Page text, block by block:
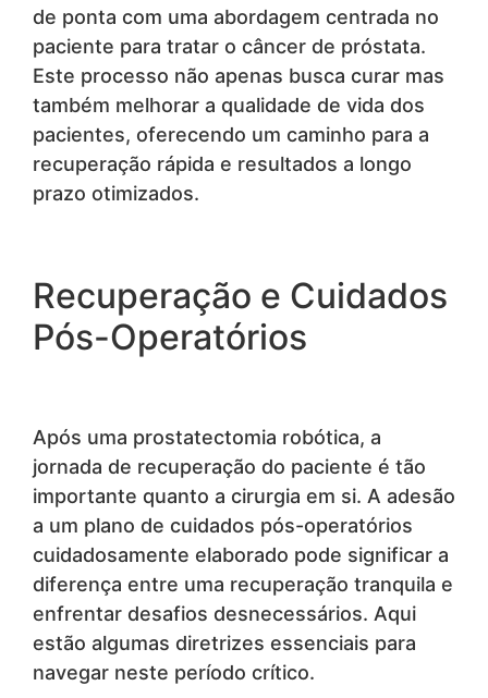
de ponta com uma abordagem centrada no
paciente para tratar o câncer de próstata.
Este processo não apenas busca curar mas
também melhorar a qualidade de vida dos
pacientes, oferecendo um caminho para a
recuperação rápida e resultados a longo
prazo otimizados.
Recuperação e Cuidados
Pós-Operatórios
Após uma prostatectomia robótica, a
jornada de recuperação do paciente é tão
importante quanto a cirurgia em si. A adesão
a um plano de cuidados pós-operatórios
cuidadosamente elaborado pode significar a
diferença entre uma recuperação tranquila e
enfrentar desafios desnecessários. Aqui
estão algumas diretrizes essenciais para
navegar neste período crítico.